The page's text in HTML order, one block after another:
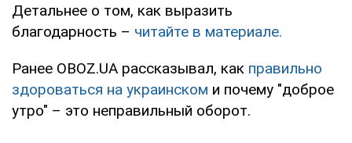
Детальнее о том, как выразить
благодарность – читайте в материале.
Ранее OBOZ.UA рассказывал, как правильно
здороваться на украинском и почему "доброе
утро" – это неправильный оборот.